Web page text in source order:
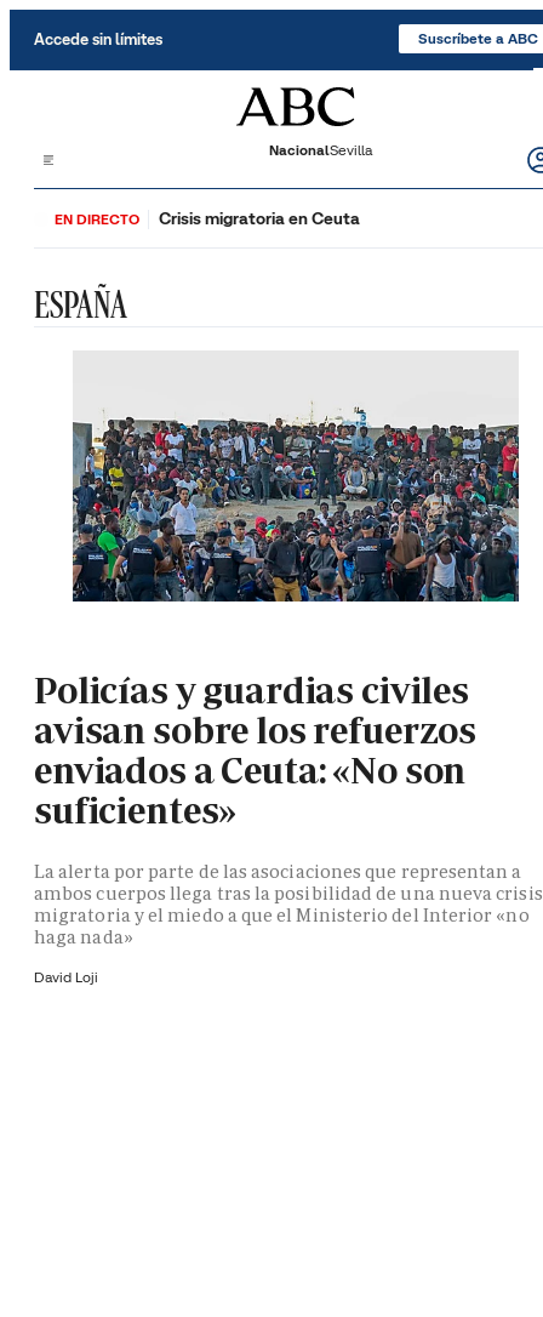
Accede sin límites Suscríbete a ABC
NacionalSevilla
EN DIRECTO Crisis migratoria en Ceuta
ESPAÑA
Policías y guardias civiles
avisan sobre los refuerzos
enviados a Ceuta: «No son
suficientes»
La alerta por parte de las asociaciones que representan a
ambos cuerpos llega tras la posibilidad de una nueva crisis
migratoria y el miedo a que el Ministerio del Interior «no
haga nada»
David Loji